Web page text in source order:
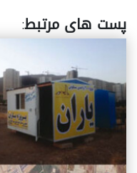
پست های مرتبط: